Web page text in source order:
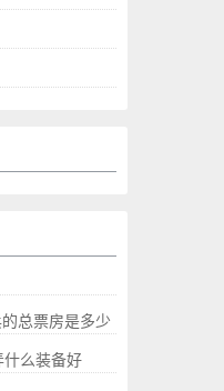
总票房是多少
么装备好